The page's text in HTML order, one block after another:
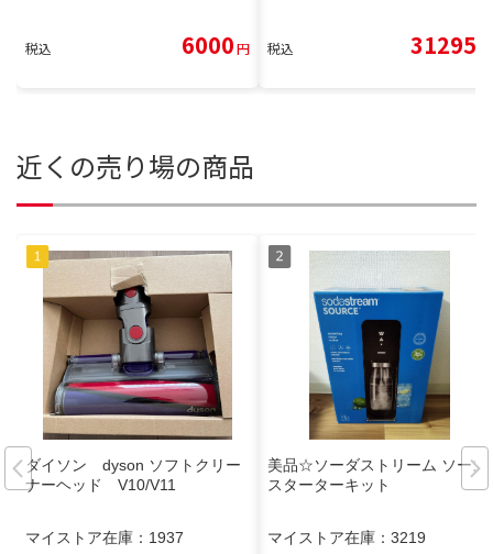
税込 6000円 税込 31295
近くの売り場の商品
ダイソン dyson ソフトクリー
ナーヘッド V10/V11
マイストア在庫： 1937
美品☆ソーダストリーム ソース
スターターキット
マイストア在庫： 3219